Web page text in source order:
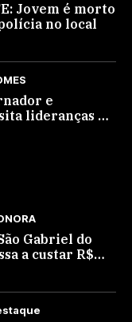
Jovem é morto
no local
e
lideranças do
Gabriel do
a custar R$